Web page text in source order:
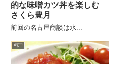
的な味噌カツ丼を楽しむ
さくら豊月
前回の名古屋商談は水...
料理